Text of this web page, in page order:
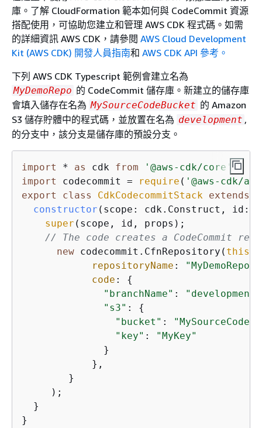
庫。了解 CloudFormation 範本如何與 CodeCommit 資源
搭配使用，可協助您建立和管理 AWS CDK 程式碼。如需
的詳細資訊 AWS CDK，請參閱 AWS Cloud Development
Kit (AWS CDK) 開發人員指南和 AWS CDK API 參考。
下列 AWS CDK Typescript 範例會建立名為
MyDemoRepo 的 CodeCommit 儲存庫。新建立的儲存庫
會填入儲存在名為 MySourceCodeBucket 的 Amazon
S3 儲存貯體中的程式碼，並放置在名為 development ,
的分支中，該分支是儲存庫的預設分支。
import * as cdk from '@aws-cdk/core'
import
codecommit = require ( '@aws-cdk/
export
class CdkCodecommitStack extends
constructor ( scope: cdk.Construct, id:
super (scope, id, props);
// The code creates a CodeCommit
new codecommit.CfnRepository( this
repositoryName : "MyDemoRepo"
code : {
"branchName" : "development"
"s3" : {
"bucket" :
"key" :
"MyKey"
              }
            },
        }
     );
  }
}